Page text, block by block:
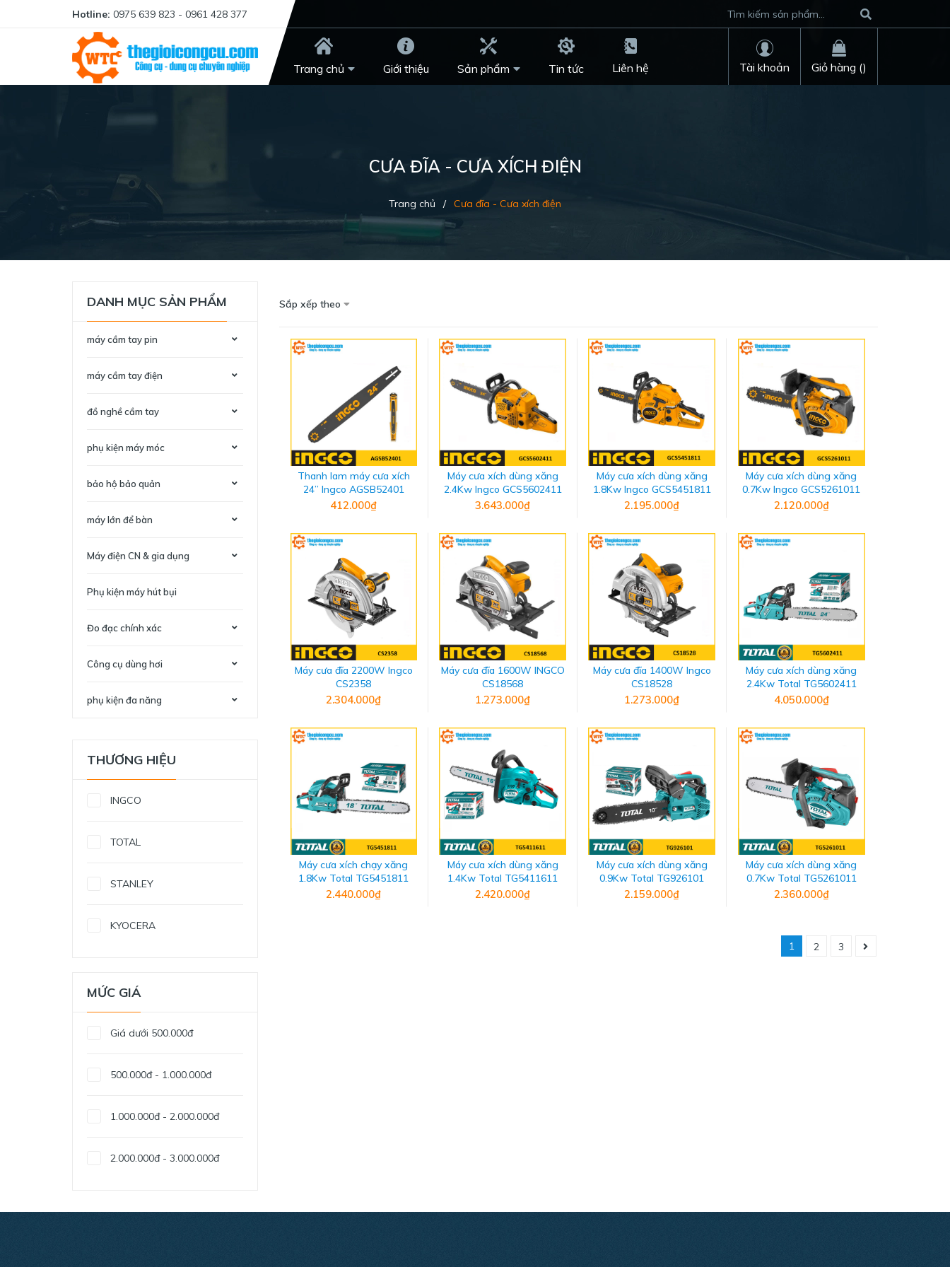
Hotline: 0975 639 823 - 0961 428 377
Trang chủ Giới thiệu Sản phẩm Tin tức Liên hệ Giỏ hàng ()
Tài khoản
CƯA ĐĨA - CƯA XÍCH ĐIỆN
Trang chủ / Cưa đĩa - Cưa xích điện
Sắp xếp theo
Thanh lam máy cưa xích
24” Ingco AGSB52401
412.000₫
Máy cưa xích dùng xăng
2.4Kw Ingco GCS5602411
3.643.000₫
Máy cưa xích dùng xăng
1.8Kw Ingco GCS5451811
2.195.000₫
Máy cưa xích dùng xăng
0.7Kw Ingco GCS5261011
2.120.000₫
Máy cưa đĩa 2200W Ingco
CS2358
2.304.000₫
Máy cưa đĩa 1600W INGCO
CS18568
1.273.000₫
Máy cưa đĩa 1400W Ingco
CS18528
1.273.000₫
Máy cưa xích dùng xăng
2.4Kw Total TG5602411
4.050.000₫
Máy cưa xích chạy xăng
1.8Kw Total TG5451811
2.440.000₫
Máy cưa xích dùng xăng
1.4Kw Total TG5411611
2.420.000₫
Máy cưa xích dùng xăng
0.9Kw Total TG926101
2.159.000₫
Máy cưa xích dùng xăng
0.7Kw Total TG5261011
2.360.000₫
1 2 3
DANH MỤC SẢN PHẨM
máy cầm tay pin
máy cầm tay điện
đồ nghề cầm tay
phụ kiện máy móc
bảo hộ bảo quản
máy lớn để bàn
Máy điện CN & gia dụng
Phụ kiện máy hút bụi
Đo đạc chính xác
Công cụ dùng hơi
phụ kiện đa năng
THƯƠNG HIỆU
INGCO
TOTAL
STANLEY
KYOCERA
DEWALT
MỨC GIÁ
Giá dưới 500.000đ
500.000đ - 1.000.000đ
1.000.000đ - 2.000.000đ
2.000.000đ - 3.000.000đ